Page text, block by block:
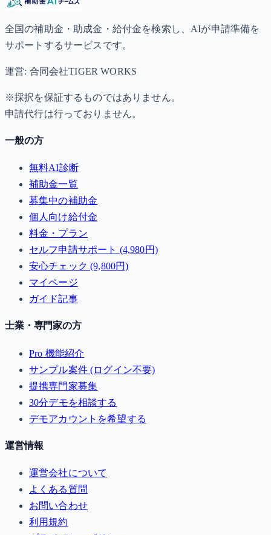
全国の補助金・助成金・給付金を検索し、AIが申請準備を
サポートするサービスです。
運営: 合同会社TIGER WORKS
※採択を保証するものではありません。
申請代行は行っておりません。
一般の方
無料AI診断
補助金一覧
募集中の補助金
個人向け給付金
料金・プラン
セルフ申請サポート (4,980円)
安心チェック (9,800円)
マイページ
ガイド記事
士業・専門家の方
Pro 機能紹介
サンプル案件 (ログイン不要)
提携専門家募集
30分デモを相談する
デモアカウントを希望する
運営情報
運営会社について
よくある質問
お問い合わせ
利用規約